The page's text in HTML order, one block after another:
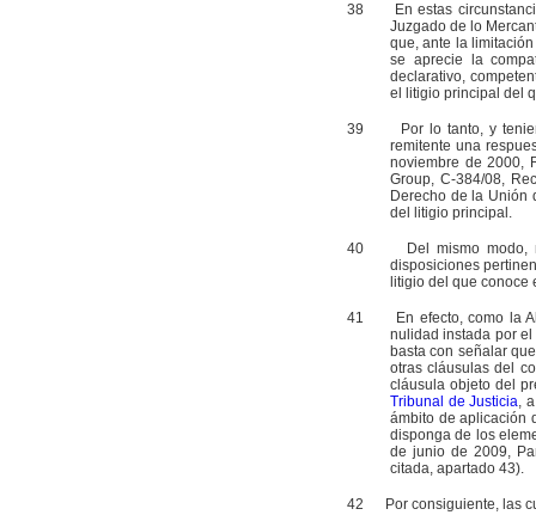
38En estas
Juzgado de lo
que, ante la
se aprecie la
declarativo,
el litigio principal del
39 Por lo tanto, y
remitente una
noviembre de 2000,
Group, C‑384/08,
Derecho de la Unión
del litigio principal.
40Del mismo modo, no
disposiciones
litigio del que conoce
41 En efecto, como la
nulidad instada por
basta con señalar
otras cláusulas del
cláusula objeto del
Tribunal de Justicia,
ámbito de aplicación
disponga de los
de junio de 2009,
citada, apartado 43).
42 Por consiguiente, las